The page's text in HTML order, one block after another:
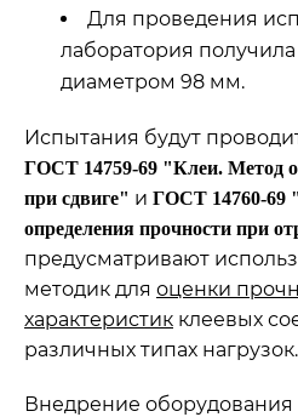
Для проведения
лаборатория получила
диаметром 98 мм.
Испытания будут
ГОСТ 14759-69 "Клеи. Метод
при сдвиге" и ГОСТ 14760-69
определения прочности при
предусматривают
методик для оценки
характеристик клеевых
различных типах нагрузок.
Внедрение